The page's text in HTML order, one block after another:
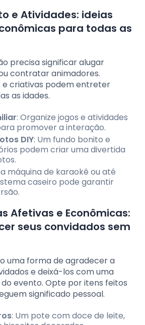
e Atividades: ideias
para todas as
precisa significar alugar
contratar animadores.
e criativas podem entreter
as idades.
: Organize jogos e atividades
promover a interação.
DIY: Um fundo bonito e
podem criar uma divertida
máquina de karaokê ou até
caseiro pode garantir
Afetivas e Econômicas:
seus convidados sem
uma forma de agradecer a
e deixá-los com uma
evento. Opte por itens feitos
significado pessoal.
: Um pote com doce de leite,